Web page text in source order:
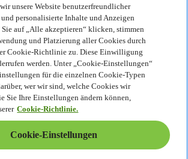
Responsibility
Produkte
Informationen
unsere Website benutzerfreundlicher
personalisierte Inhalte und Anzeigen
Sie auf „Alle akzeptieren“ klicken, stimmen
und Platzierung aller Cookies durch
Cookie-Richtlinie zu. Diese Einwilligung
werden. Unter „Cookie-Einstellungen“
für die einzelnen Cookie-Typen
wer wir sind, welche Cookies wir
Sie Ihre Einstellungen ändern können,
Cookie-Richtlinie.
Cookie-Einstellungen